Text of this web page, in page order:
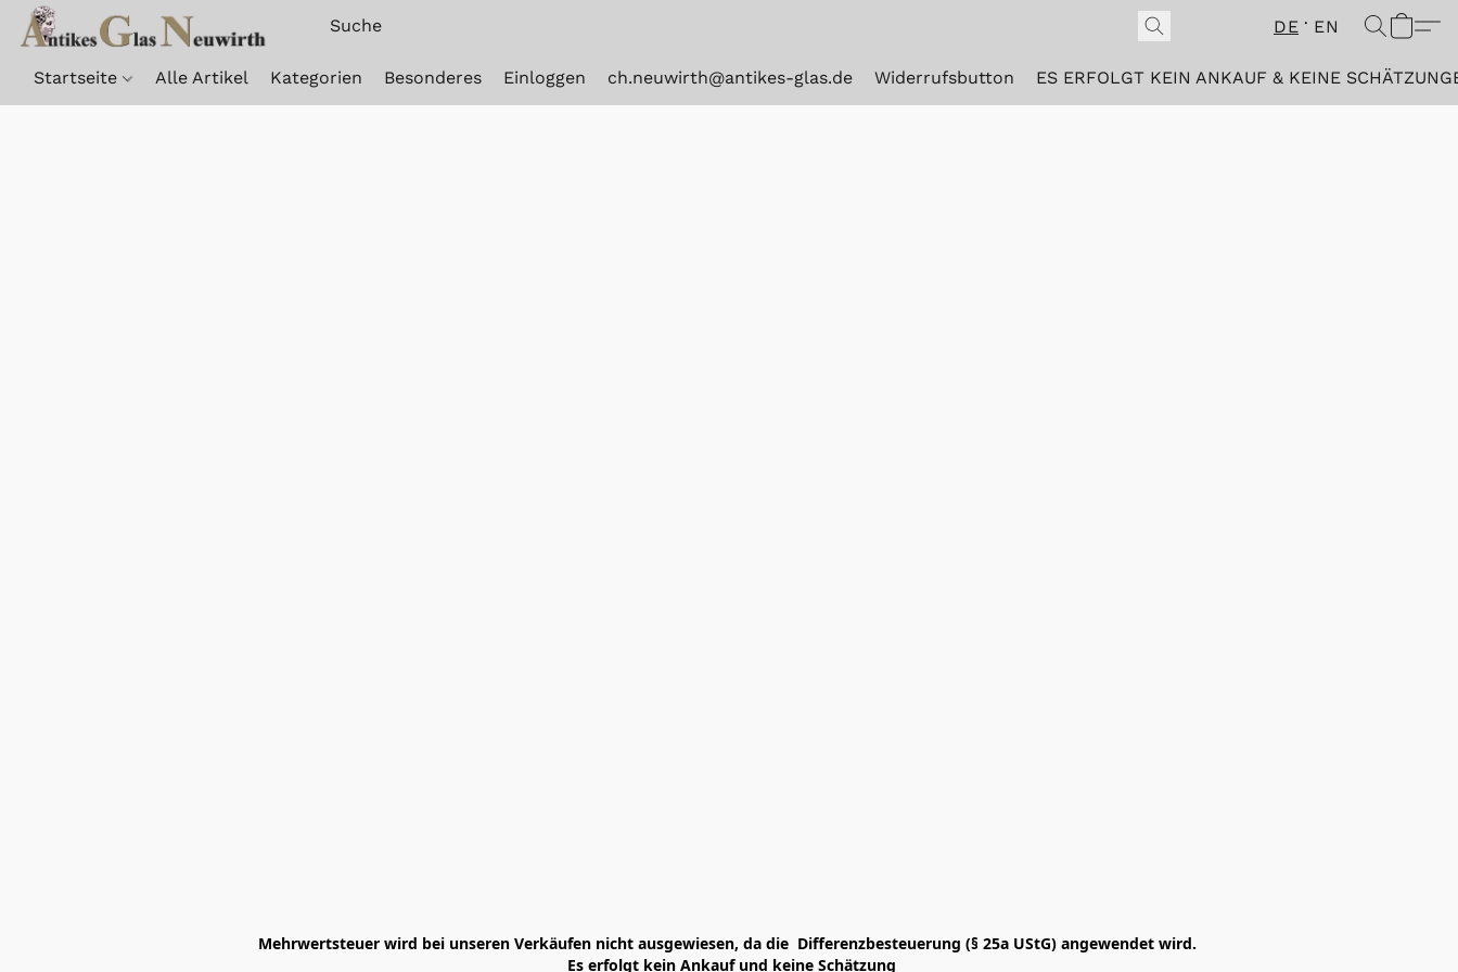
DE EN
Startseite Alle Artikel Kategorien Besonderes Einloggen ch.neuwirth@antikes-glas.de Widerrufsbutton ES ERFOLGT KEIN ANKAUF & KEINE
Mehrwertsteuer wird bei unseren Verkäufen nicht ausgewiesen, da die  Differenzbesteuerung (§ 25a UStG) angewendet wird.